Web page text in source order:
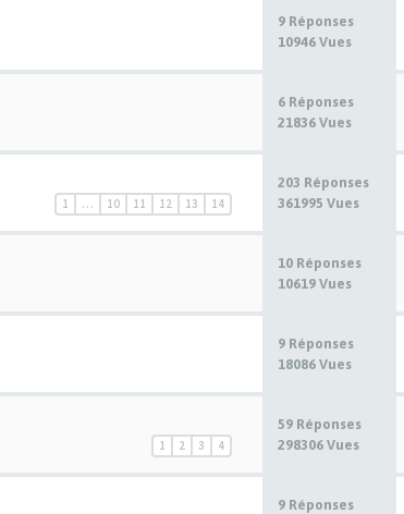
9 Réponses
10946 Vues
6 Réponses
21836 Vues
1 … 10 11 12 13 14
203 Réponses
361995 Vues
10 Réponses
10619 Vues
9 Réponses
18086 Vues
1 2 3 4
59 Réponses
298306 Vues
9 Réponses